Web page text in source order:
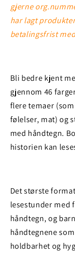
gjerne
har lagt
betalingsfrist
Bli bedre kjent
gjennom 46
flere temaer
følelser, mat) og
med håndtegn.
historien kan
Det største
lesestunder med
håndtegn, og
håndtegnene
holdbarhet og